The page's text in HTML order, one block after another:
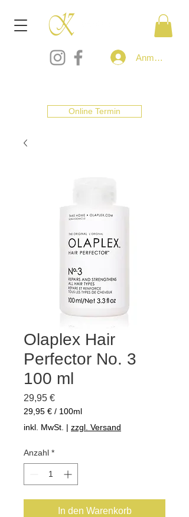
Anmelden
Online Termin
Olaplex Hair
Perfector No. 3
100 ml
29,95 €Preis
29,95 € / 100ml
29,95 €
Milliliter
inkl. MwSt. | zzgl. Versand
Anzahl *
In den Warenkorb